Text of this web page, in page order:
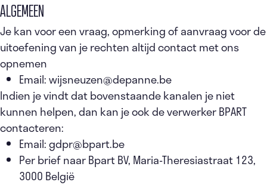
ALGEMEEN
Je kan voor een vraag, opmerking of aanvraag voor de
uitoefening van je rechten altijd contact met ons
opnemen
Email: wijsneuzen@depanne.be
Indien je vindt dat bovenstaande kanalen je niet
kunnen helpen, dan kan je ook de verwerker BPART
contacteren:
Email: gdpr@bpart.be
Per brief naar Bpart BV, Maria-Theresiastraat 123,
3000 België